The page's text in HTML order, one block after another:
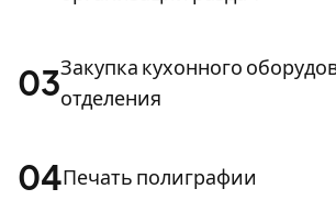
03Закупка кухонного
отделения
04Печать полиграфии